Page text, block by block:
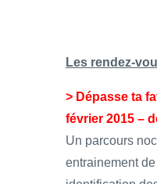
Les rendez-
> Dépasse ta
février 2015 –
Un parcours
entrainement